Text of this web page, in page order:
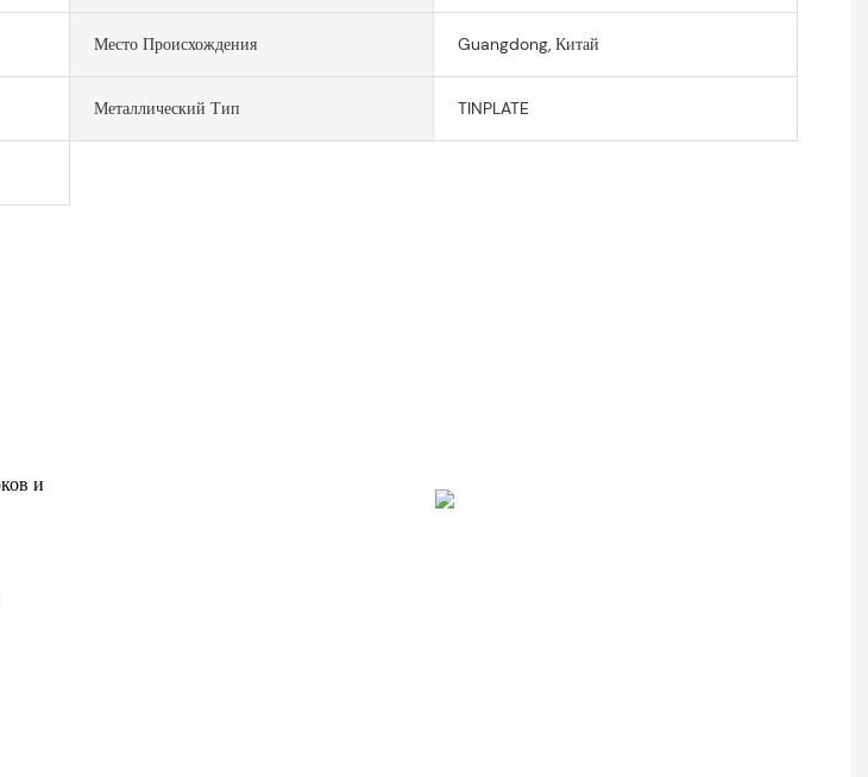
Место Происхождения Guangdong, Китай
Металлический Тип TINPLATE
и